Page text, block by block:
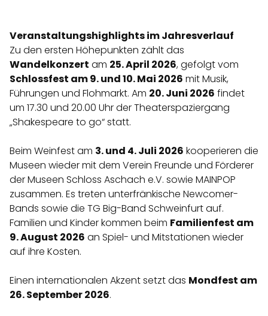
Veranstaltungshighlights im Jahresverlauf
Zu den ersten Höhepunkten zählt das
Wandelkonzert am 25. April 2026, gefolgt vom
Schlossfest am 9. und 10. Mai 2026 mit Musik,
Führungen und Flohmarkt. Am 20. Juni 2026 findet
um 17.30 und 20.00 Uhr der Theaterspaziergang
„Shakespeare to go“ statt.
Beim Weinfest am 3. und 4. Juli 2026 kooperieren die
Museen wieder mit dem Verein Freunde und Förderer
der Museen Schloss Aschach e.V. sowie MAINPOP
zusammen. Es treten unterfränkische Newcomer-
Bands sowie die TG Big-Band Schweinfurt auf.
Familien und Kinder kommen beim Familienfest am
9. August 2026 an Spiel- und Mitstationen wieder
auf ihre Kosten.
Einen internationalen Akzent setzt das Mondfest am
26. September 2026.